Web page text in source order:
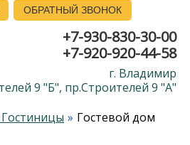
ОБРАТНЫЙ ЗВОНОК
+7-930-830-30-00
+7-920-920-44-58
г. Владимир
9 "Б", пр.Строителей 9 "А"
Гостевой дом